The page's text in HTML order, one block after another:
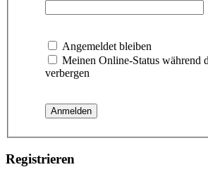
Angemeldet bleiben
Meinen Online-Status während
verbergen
Registrieren